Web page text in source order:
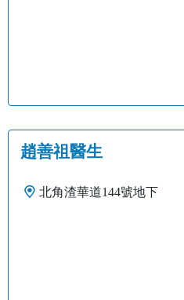
趙善祖醫生
北角渣華道144號地下